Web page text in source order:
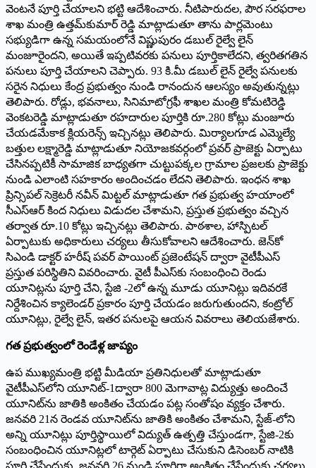
వెంటనే పూర్తి చేయాలని భట్టి ఆదేశించారు. నీటిపారుదల, పౌర సరఫరాల
శాఖ మంత్రి ఉత్తమ్‌కుమార్‌ రెడ్డి మాట్లాడుతూ తాను పార్లమెంటు
సభ్యుడిగా ఉన్న సమయంలోనే విష్ణుపురం డబుల్‌ రైల్వే లైన్‌
మంజూరైందని, అయితే ఇప్పటివరకు పనులు పూర్తికాలేదని, త్వరితగతిన
పనులు పూర్తి చేయాలని చెప్పారు. 93 కి.మీ డబుల్‌ లైన్‌ రైల్వే పనులకు
సరైన నిధులు కేంద్ర ప్రభుత్వం నుండి రానందున ఆలస్యం అవుతున్నట్లు
తెలిపారు. రోడ్లు, భవనాలు, సినిమాటోగ్రఫీ శాఖల మంత్రి కోమటిరెడ్డి
వెంకటరెడ్డి మాట్లాడుతూ రహదారుల పూర్తికి రూ.280 కోట్లు మంజూరు
చేయడమేకాక క్లియరెన్స్‌ ఇచ్చినట్లు తెలిపారు. మిర్యాలగూడ ఎమ్మెల్యే
బత్తుల లక్ష్మారెడ్డి మాట్లాడుతూ నియోజకవర్గంలో ప్రవర్‌ ప్రాజెక్టు ఏర్పాటు
చేసినప్పటికీ సామాజిక బాధ్యతగా చుట్టుపక్కల గ్రామాల ప్రజలకు ప్రాజెక్టు
నుండి ఎలాంటి సహకారం అందించడం లేదని తెలిపారు. ఇంధన శాఖ
ప్రిన్సిపల్‌ సెక్రెటరీ నవీన్‌ మిట్టల్‌ మాట్లాడుతూ గత ప్రభుత్వ హయాంలో
సీఎస్‌ఆర్‌ కింద నిధులు విడుదల చేశామని, ప్రస్తుత ప్రభుత్వం వచ్చిన
తర్వాత రూ.10 కోట్లు ఇచ్చినట్లు తెలిపారు. పాఠశాల, హాస్పిటల్‌
ఏర్పాటుకు అధికారులు చర్యలు తీసుకోవాలని ఆదేశించారు. జెన్‌కో
సిఎండి డాక్టర్‌ హరీష్‌ పవర్‌ పాయింట్‌ ప్రజెంటేషన్‌ ద్వారా వైటీపీఎస్‌
ప్రస్తుత పరిస్థితిని వివరించారు. వైటీ పీఎస్‌కు సంబంధించి రెండు
యూనిట్లను పూర్తి చేని, స్టేజి -2లో ఉన్న మూడు యూనిట్లు ఇదివరకే
నిర్దేశించిన క్యాలెండర్‌ ప్రకారం పూర్తి చేయడం జరుగుతుందని, కంట్రోల్‌
యూనిట్లు, రైల్వే లైన్‌, ఇతర పనులపై ఆయన వివరాలు తెలియజేశారు.
గత ప్రభుత్వంలో రెండేళ్ల జాప్యం
ఉప ముఖ్యమంత్రి భట్టి మీడియా ప్రతినిధులతో మాట్లాడుతూ
వైటీపీఎస్‌లోని యూనిట్‌-1ద్వారా 800 మెగావాట్ల విద్యుత్తు అందించే
యూనిట్‌ను జాతికి అంకితం చేయడం పట్ల సంతోషం వ్యక్తం చేశారు.
జనవరి 21న రెండవ యూనిట్‌ను జాతికి అంకితం చేశామని, స్టేజ్‌-లోని
అన్ని యూనిట్లు పూర్తిస్థాయిలో విద్యుత్‌ ఉత్పత్తి చేస్తుండగా, స్టేజి-2కు
సంబంధించిన యూనిట్లలో టార్గెట్‌ ఏర్పాటు చేసుకుని డిసెంబర్‌ నాటికి
పూర్తి చేసేందుకు, జనవరి 26 నుండి పూర్తిగా అంకితం చేసేందుకు చర్యలు